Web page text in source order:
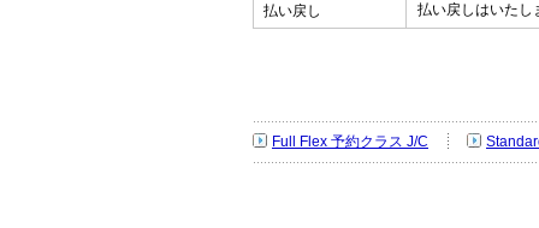
払い戻し 払い戻しはいたし
Full Flex 予約クラス J/C